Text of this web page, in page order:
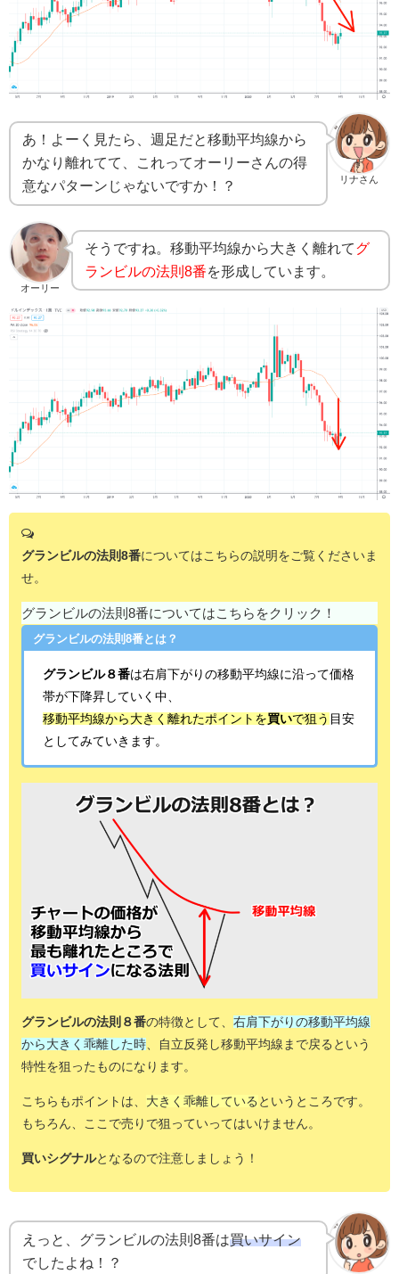
リナさん
あ！よーく見たら、週足だと移動平均線から
かなり離れてて、これってオーリーさんの得
意なパターンじゃないですか！？
オーリー
そうですね。移動平均線から大きく離れてグ
ランビルの法則8番を形成しています。
グランビルの法則8番についてはこちらの説明をご覧くださいま
せ。
グランビルの法則8番についてはこちらをクリック！
グランビルの法則8番とは？
グランビル８番は右肩下がりの移動平均線に沿って価格
帯が下降昇していく中、
移動平均線から大きく離れたポイントを買いで狙う 目安
としてみていきます。
グランビルの法則８番の特徴として、 右肩下がりの移動平均線
から 大きく乖離した時 、自立反発し移動平均線まで戻るという
特性を狙った ものになります。
こちらもポイントは、 大きく乖離している というところです。
もちろん、ここで売りで狙っていってはいけません。
買いシグナルとなるので注意しましょう！
えっと、グランビルの法則8番は買いサイン
でしたよね！？